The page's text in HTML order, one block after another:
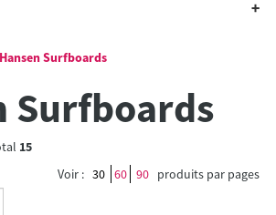
Hansen Surfboards
Surfboards
15
Voir : 30 60 90 produits par pages